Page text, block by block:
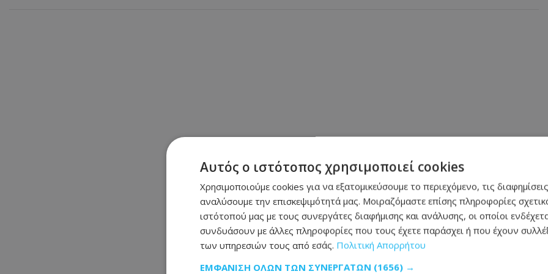
Αυτός ο ιστότοπος χρησιμοποιεί cookies
Χρησιμοποιούμε cookies για να εξατομικεύσουμε το περιεχόμενο, τις
αναλύσουμε την επισκεψιμότητά μας. Μοιραζόμαστε επίσης πληροφορίες
ιστότοπού μας με τους συνεργάτες διαφήμισης και ανάλυσης, οι οποίοι
συνδυάσουν με άλλες πληροφορίες που τους έχετε παράσχει ή που έχουν
των υπηρεσιών τους από εσάς. Πολιτική Απορρήτου
ΕΜΦΆΝΙΣΗ ΌΛΩΝ ΤΩΝ ΣΥΝΕΡΓΑΤΏΝ (1656) →